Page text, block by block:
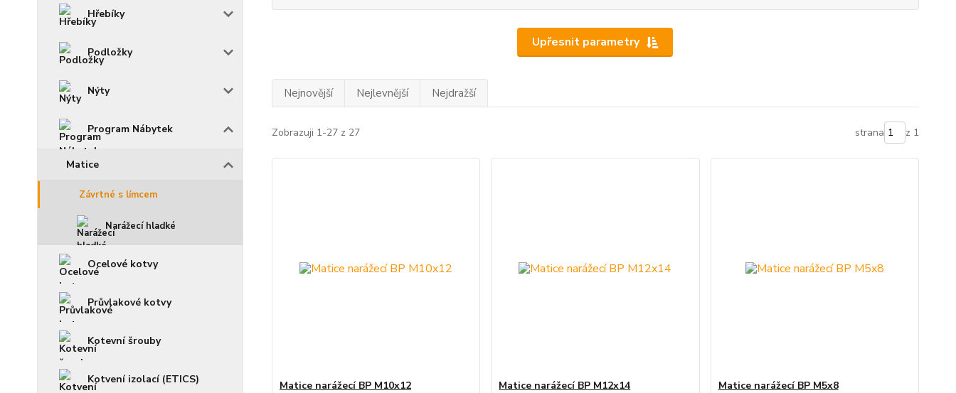
Hřebíky
Podložky
Nýty
Program Nábytek
Matice
Závrtné s límcem
Narážecí hladké
Ocelové kotvy
Průvlakové kotvy
Kotevní šrouby
Kotvení izolací (ETICS)
Upřesnit parametry
Nejnovější Nejlevnější Nejdražší
Zobrazuji 1-27 z 27 strana z 1
Matice narážecí BP M10x12 Matice narážecí BP M12x14 Matice narážecí BP M5x8